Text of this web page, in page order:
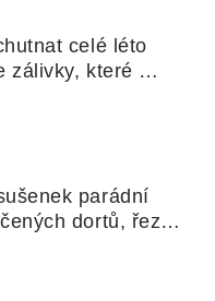
celé léto
zálivky, které
nudle nebo
parádní
dortů, řezů